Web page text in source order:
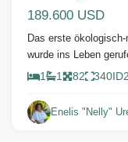
189.600 USD
Das erste
wurde ins Leben
1 1 82 340ID
Enelis "Nelly"